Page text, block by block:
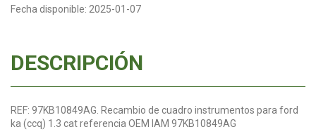
Fecha disponible: 2025-01-07
DESCRIPCIÓN
REF: 97KB10849AG. Recambio de cuadro instrumentos para ford
ka (ccq) 1.3 cat referencia OEM IAM 97KB10849AG